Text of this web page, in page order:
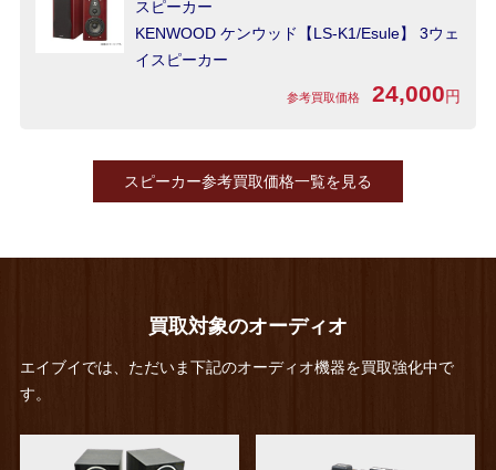
スピーカー
KENWOOD ケンウッド【LS-K1/Esule】 3ウェ
イスピーカー
参考買取価格 24,000円
スピーカー参考買取価格一覧を見る
買取対象のオーディオ
エイブイでは、ただいま下記のオーディオ機器を買取強化中で
す。